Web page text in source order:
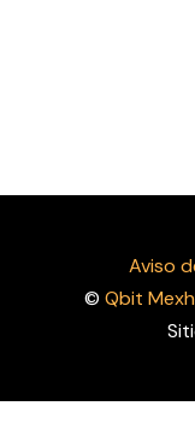
Aviso
© Qbit